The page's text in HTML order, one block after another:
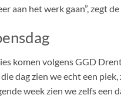
aan het werk gaan”, zegt
komen volgens GGD
dag zien we echt een
week zien we zelfs een